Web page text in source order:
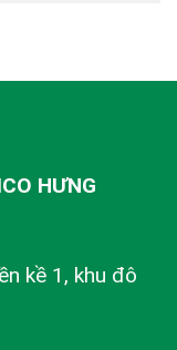
HƯNG
kề 1, khu đô